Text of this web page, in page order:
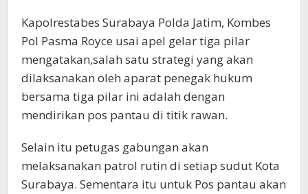
Kapolrestabes Surabaya Polda Jatim, Kombes
Pol Pasma Royce usai apel gelar tiga pilar
mengatakan,salah satu strategi yang akan
dilaksanakan oleh aparat penegak hukum
bersama tiga pilar ini adalah dengan
mendirikan pos pantau di titik rawan.
Selain itu petugas gabungan akan
melaksanakan patrol rutin di setiap sudut Kota
Surabaya. Sementara itu untuk Pos pantau akan